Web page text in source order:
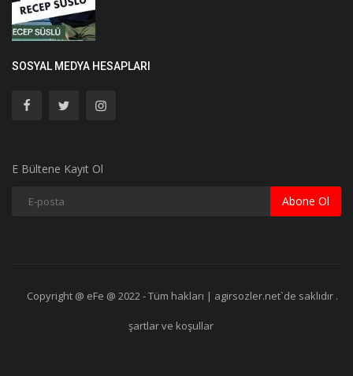
SOSYAL MEDYA HESAPLARI
E Bültene Kayıt Ol
Abone Ol
Copyright @ eFe @ 2022 - Tüm hakları | agirsozler.net`de saklıdır .
şartlar ve koşullar